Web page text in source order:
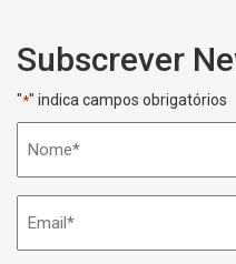
Subscrever
"*" indica campos obrigatórios